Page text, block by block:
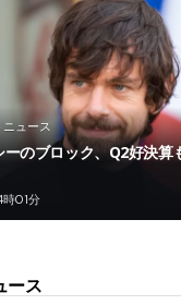
ュース
のブロック、Q2好決算
01分
ース